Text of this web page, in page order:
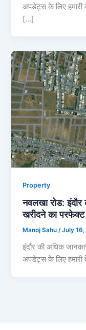
अपडेट्स के लिए
[…]
Property
नवलखा रोड:
खरीदने का
Manoj Sahu/July
इंदौर की अधिक
अपडेट्स के लिए